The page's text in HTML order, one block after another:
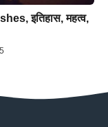
इतिहास, महत्व,